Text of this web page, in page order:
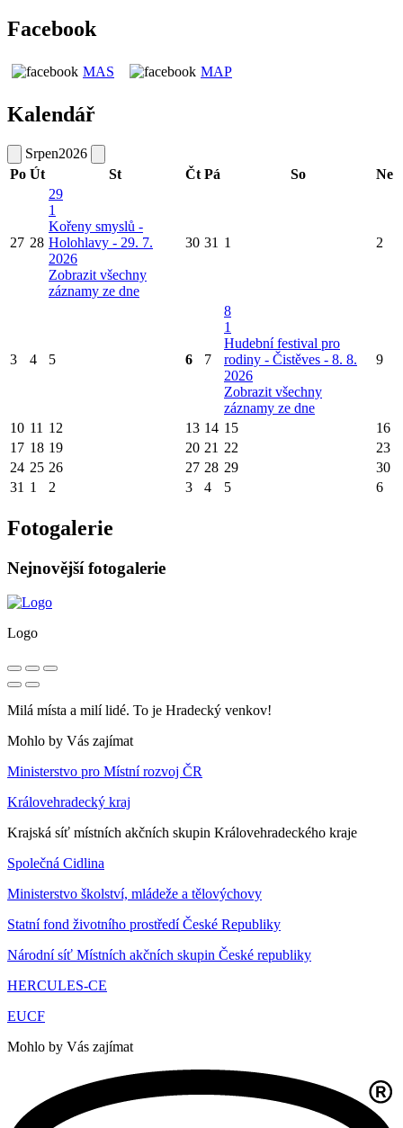
Facebook
MAS MAP
Kalendář
Srpen2026
Po Út St Čt Pá So Ne
27 28
29
1
Kořeny smyslů -
Holohlavy - 29. 7.
2026
Zobrazit všechny
záznamy ze dne
30 31 1 2
3 4 5 6 7
8
1
Hudební festival pro
rodiny - Čistěves - 8. 8.
2026
Zobrazit všechny
záznamy ze dne
9
10 11 12 13 14 15
16
17 18 19 20 21 22
23
24 25 26 27 28 29
30
31 1 2 3 4 5 6
Fotogalerie
Nejnovější fotogalerie
Logo
Milá místa a milí lidé. To je Hradecký venkov!
Mohlo by Vás zajímat
Ministerstvo pro Místní rozvoj ČR
Královehradecký kraj
Krajská síť místních akčních skupin Královehradeckého kraje
Společná Cidlina
Ministerstvo školství, mládeže a tělovýchovy
Statní fond životního prostředí České Republiky
Národní síť Místních akčních skupin České republiky
HERCULES-CE
EUCF
Mohlo by Vás zajímat